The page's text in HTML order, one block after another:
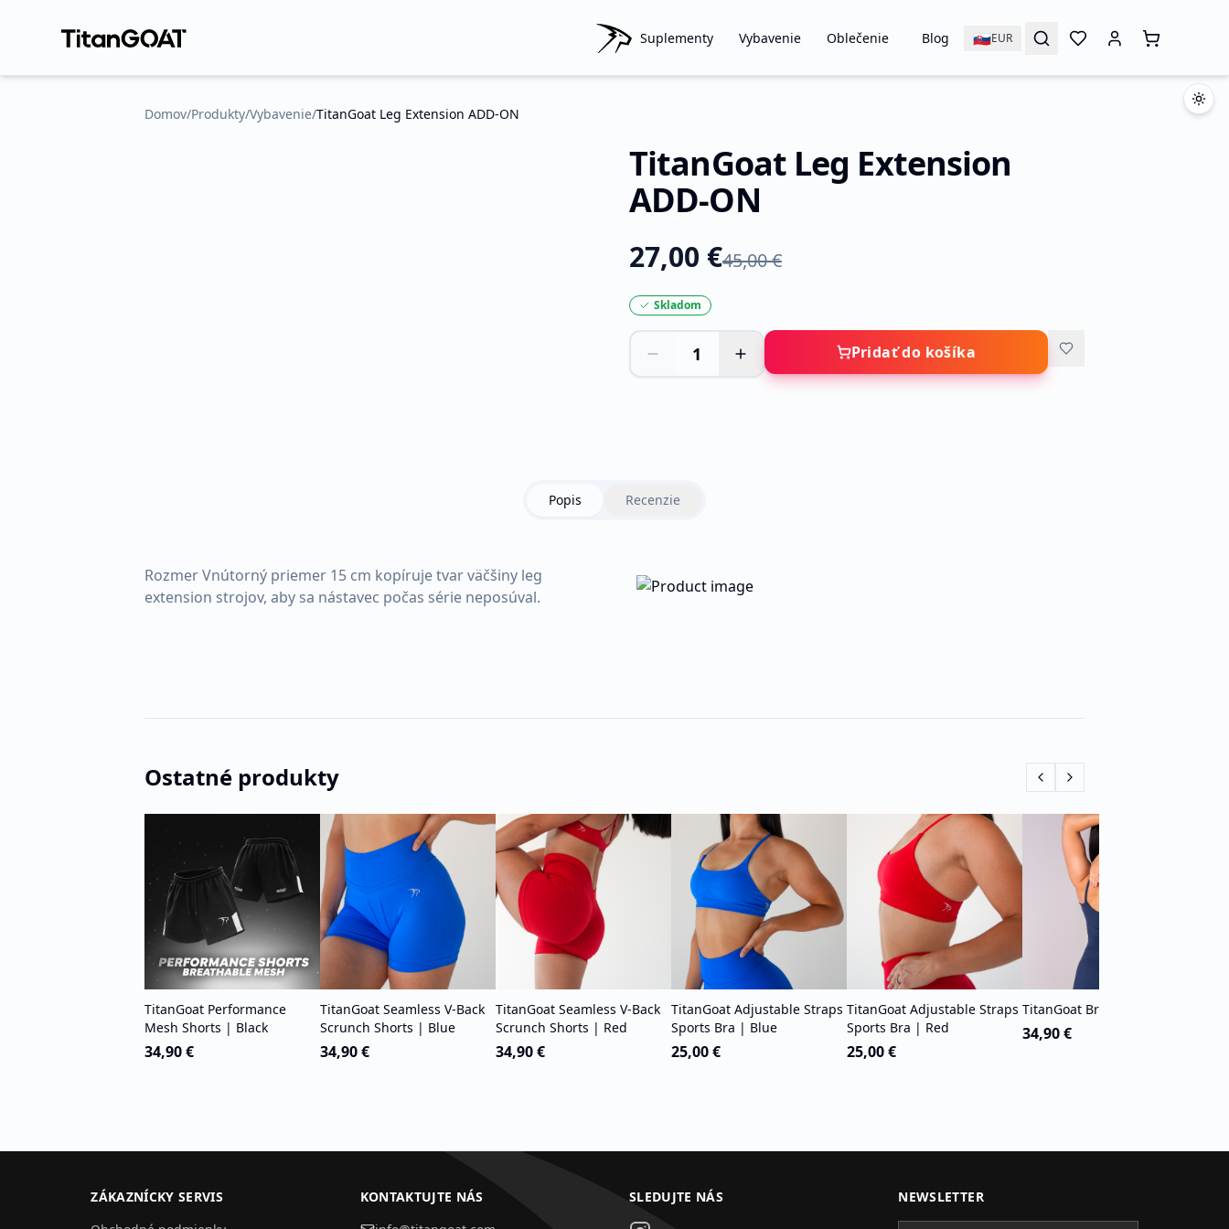
Suplementy Vybavenie Oblečenie Blog 🇸🇰EUR
Domov/Produkty/Vybavenie/TitanGoat Leg Extension ADD-ON
TitanGoat Leg Extension
ADD-ON
27,00 €45,00 €
Skladom
1 Pridať do košíka
Popis Recenzie
Rozmer Vnútorný priemer 15 cm kopíruje tvar väčšiny leg
extension strojov, aby sa nástavec počas série neposúval.
Ostatné produkty
TitanGoat Performance
Mesh Shorts | Black
34,90 €
TitanGoat Seamless V-Back
Scrunch Shorts | Blue
34,90 €
TitanGoat Seamless V-Back
Scrunch Shorts | Red
34,90 €
TitanGoat Adjustable Straps
Sports Bra | Blue
25,00 €
TitanGoat Adjustable Straps
Sports Bra | Red
25,00 €
TitanGoat Bra Tank | Blue
34,90 €
ZÁKAZNÍCKY SERVIS
KONTAKTUJTE NÁS
SLEDUJTE NÁS NEWSLETTER